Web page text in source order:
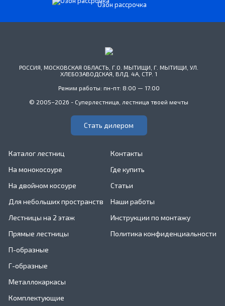
Озон рассрочка
РОССИЯ, МОСКОВСКАЯ ОБЛАСТЬ, Г.О. МЫТИЩИ, Г. МЫТИЩИ, УЛ.
ХЛЕБОЗАВОДСКАЯ, ВЛД. 4А, СТР. 1
Режим работы: пн-пт: 8:00 — 17:00
© 2005–2026 - Суперлестница, лестница твоей мечты
Стать дилером
Каталог лестниц
На монокосоуре
На двойном косоуре
Для небольших пространств
Лестницы на 2 этаж
Прямые лестницы
П-образные
Г-образные
Металлокаркасы
Комплектующие
Контакты
Где купить
Статьи
Наши работы
Инструкции по монтажу
Политика конфиденциальности